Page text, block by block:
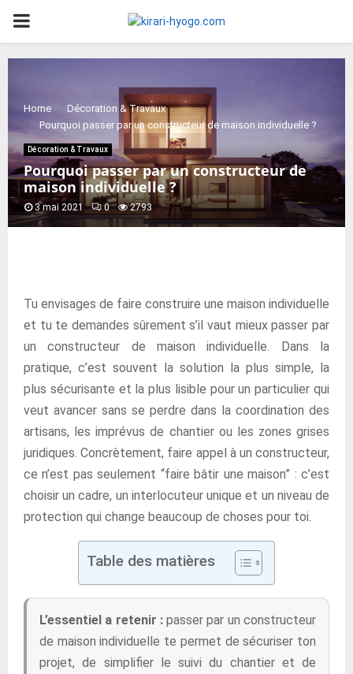
PRIMARY
MENU
Home
Décoration & Travaux
Pourquoi passer par un constructeur de maison individuelle ?
Décoration & Travaux
Pourquoi passer par un constructeur de
maison individuelle ?
3 mai 2021 0 2793
Tu envisages de faire construire une maison individuelle
et tu te demandes sûrement s’il vaut mieux passer par
un constructeur de maison individuelle. Dans la
pratique, c’est souvent la solution la plus simple, la
plus sécurisante et la plus lisible pour un particulier qui
veut avancer sans se perdre dans la coordination des
artisans, les imprévus de chantier ou les zones grises
juridiques. Concrètement, faire appel à un constructeur,
ce n’est pas seulement “faire bâtir une maison” : c’est
choisir un cadre, un interlocuteur unique et un niveau de
protection qui change beaucoup de choses pour toi.
Table des matières
L’essentiel a retenir :passer par un constructeur
de maison individuelle te permet de sécuriser ton
projet, de simplifier le suivi du chantier et de